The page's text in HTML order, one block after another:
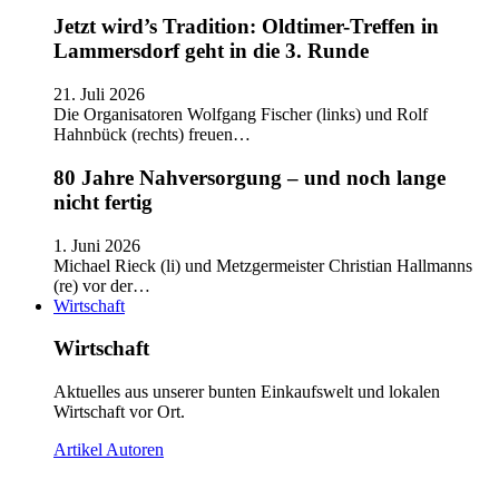
Jetzt wird’s Tradition: Oldtimer-Treffen in
Lammersdorf geht in die 3. Runde
21. Juli 2026
Die Organisatoren Wolfgang Fischer (links) und Rolf
Hahnbück (rechts) freuen…
80 Jahre Nahversorgung – und noch lange
nicht fertig
1. Juni 2026
Michael Rieck (li) und Metzgermeister Christian Hallmanns
(re) vor der…
Wirtschaft
Wirtschaft
Aktuelles aus unserer bunten Einkaufswelt und lokalen
Wirtschaft vor Ort.
Artikel Autoren